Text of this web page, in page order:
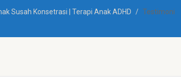
Susah Konsetrasi | Terapi Anak ADHD Testimoni